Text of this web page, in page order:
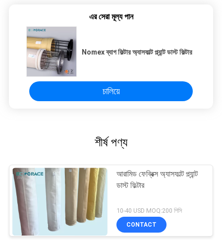
এর সেরা মূল্য পান
Nomex ব্যাগ ফিল্টার অ্যাসফাল্ট প্ল্যান্ট ডাস্ট ফিল্টার
চালিয়ে
শীর্ষ পণ্য
আরামিড ফেব্রিক্স অ্যাসফাল্ট প্ল্যান্ট
ডাস্ট ফিল্টার
10-40 USD MOQ:200 পিসি
CONTACT